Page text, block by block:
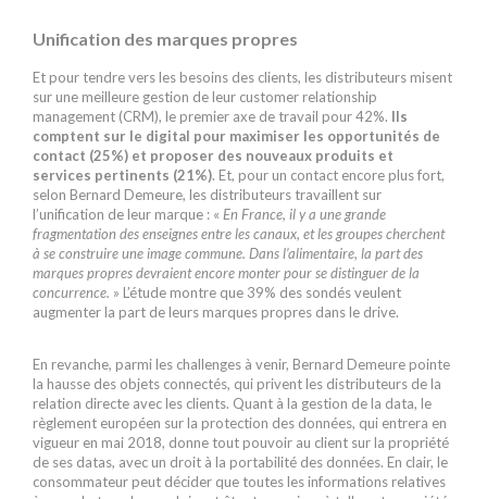
Unification des marques propres
Et pour tendre vers les besoins des clients, les distributeurs misent
sur une meilleure gestion de leur customer relationship
management (CRM), le premier axe de travail pour 42%. Ils
comptent sur le digital pour maximiser les opportunités de
contact (25%) et proposer des nouveaux produits et
services pertinents (21%). Et, pour un contact encore plus fort,
selon Bernard Demeure, les distributeurs travaillent sur
l’unification de leur marque : « En France, il y a une grande
fragmentation des enseignes entre les canaux, et les groupes cherchent
à se construire une image commune. Dans l’alimentaire, la part des
marques propres devraient encore monter pour se distinguer de la
concurrence. » L’étude montre que 39% des sondés veulent
augmenter la part de leurs marques propres dans le drive.
En revanche, parmi les challenges à venir, Bernard Demeure pointe
la hausse des objets connectés, qui privent les distributeurs de la
relation directe avec les clients. Quant à la gestion de la data, le
règlement européen sur la protection des données, qui entrera en
vigueur en mai 2018, donne tout pouvoir au client sur la propriété
de ses datas, avec un droit à la portabilité des données. En clair, le
consommateur peut décider que toutes les informations relatives